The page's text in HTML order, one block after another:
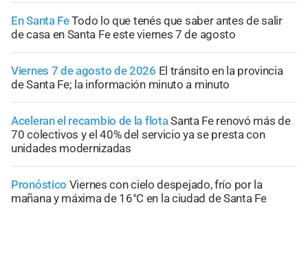
En Santa FeTodo lo que tenés que saber antes de salir
de casa en Santa Fe este viernes 7 de agosto
Viernes 7 de agosto de 2026 El tránsito en la provincia
de Santa Fe; la información minuto a minuto
Aceleran el recambio de la flotaSanta Fe renovó más de
70 colectivos y el 40% del servicio ya se presta con
unidades modernizadas
Pronóstico Viernes con cielo despejado, frío por la
mañana y máxima de 16°C en la ciudad de Santa Fe